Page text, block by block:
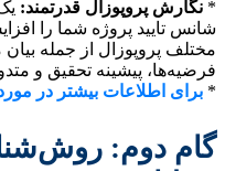
* نگارش پروپوزال قدرتمند:
شانس تایید پروژه شما را
مختلف پروپوزال از جمله
فرضیه‌ها، پیشینه تحقیق و
* برای اطلاعات بیشتر در
گام دوم: